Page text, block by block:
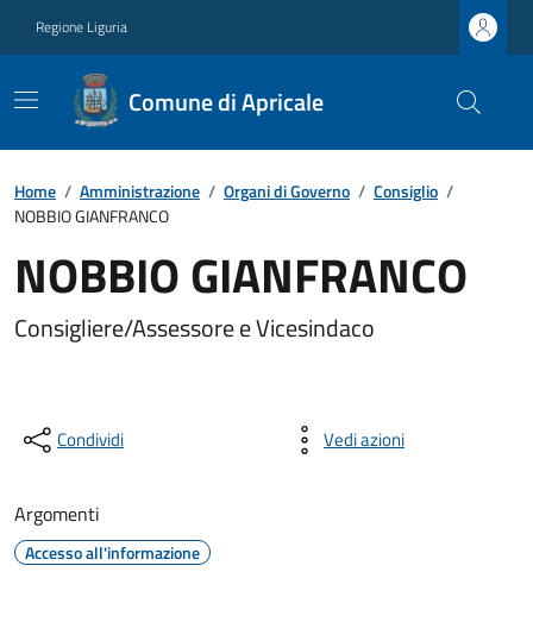
Regione Liguria
Comune di Apricale
Home / Amministrazione / Organi di Governo / Consiglio /
NOBBIO GIANFRANCO
NOBBIO GIANFRANCO
Consigliere/Assessore e Vicesindaco
Condividi Vedi azioni
Argomenti
Accesso all'informazione